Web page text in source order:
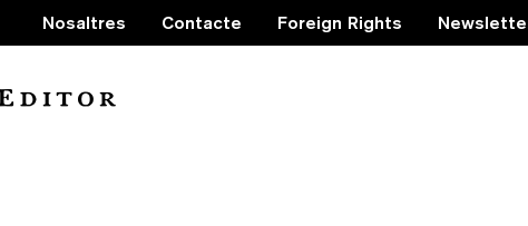
Nosaltres Contacte Foreign Rights
Novetat